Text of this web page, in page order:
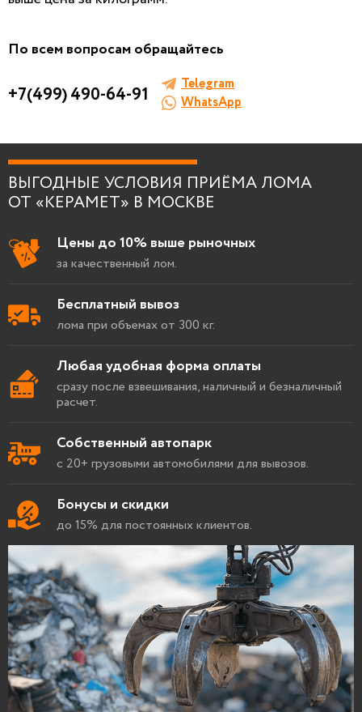
И ОЦЕНКА ЛОМА
Заполните форму, мы сами к вам позвоним!
Я согласен наобработку персональных
данных.
По всем вопросам обращайтесь
+7(499) 490-64-91
Telegram
WhatsApp
ВЫГОДНЫЕ УСЛОВИЯ ПРИЁМА ЛОМА
ОТ «КЕРАМЕТ» В МОСКВЕ
Цены до 10% выше рыночных
за качественный лом.
Бесплатный вывоз
лома при объемах от 300 кг.
Любая удобная форма оплаты
сразу после взвешивания, наличный и безналичный
расчет.
Собственный автопарк
с 20+ грузовыми автомобилями для вывозов.
Бонусы и скидки
до 15% для постоянных клиентов.